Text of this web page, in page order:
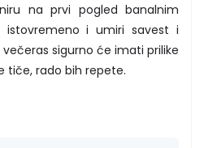
na prvi pogled banalnim
istovremeno i umiri savest i
večeras sigurno će imati prilike
tiče, rado bih repete.